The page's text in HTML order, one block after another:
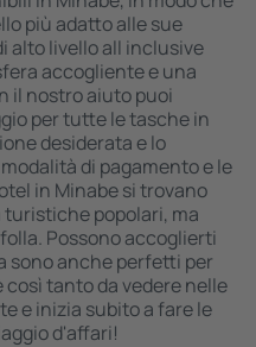
più adatto alle sue
alto livello all inclusive
accogliente e una
il nostro aiuto puoi
per tutte le tasche in
desiderata e lo
di pagamento e le
in Minabe si trovano
popolari, ma
Possono accoglierti
sono anche perfetti per
tanto da vedere nelle
e inizia subito a fare le
d'affari!